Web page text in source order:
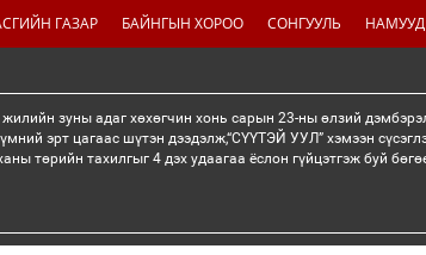
ГАЗАР БАЙНГЫН ХОРОО СОНГУУЛЬ НАМУУД
зуны адаг хөхөгчин хонь сарын 23-ны өлзий
эрт цагаас шүтэн дээдэлж,“СҮҮТЭЙ УУЛ” хэмээн
төрийн тахилгыг 4 дэх удаагаа ёслон гүйцэтгэж буй